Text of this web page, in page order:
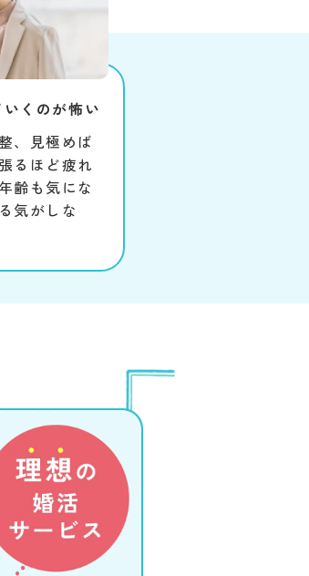
くのが怖い
、見極めば
るほど疲れ
齢も気にな
気がしな